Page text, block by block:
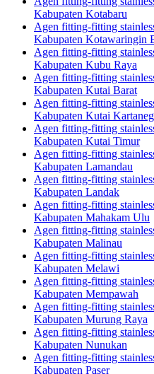
Kabupaten Kotabaru
Agen fitting-fitting
Kabupaten Kotawaringin
Agen fitting-fitting
Kabupaten Kubu Raya
Agen fitting-fitting
Kabupaten Kutai Barat
Agen fitting-fitting
Kabupaten Kutai
Agen fitting-fitting
Kabupaten Kutai Timur
Agen fitting-fitting
Kabupaten Lamandau
Agen fitting-fitting
Kabupaten Landak
Agen fitting-fitting
Kabupaten Mahakam Ulu
Agen fitting-fitting
Kabupaten Malinau
Agen fitting-fitting
Kabupaten Melawi
Agen fitting-fitting
Kabupaten Mempawah
Agen fitting-fitting
Kabupaten Murung Raya
Agen fitting-fitting
Kabupaten Nunukan
Agen fitting-fitting
Kabupaten Paser